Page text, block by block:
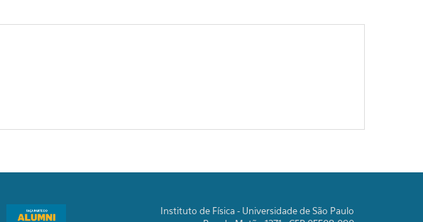
Instituto de Física - Universidade de São Paulo